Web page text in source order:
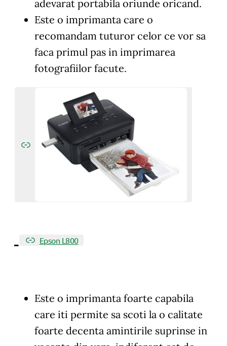
adevarat portabila oriunde oricand.
Este o imprimanta care o
recomandam tuturor celor ce vor sa
faca primul pas in imprimarea
fotografiilor facute.
Epson L800
Este o imprimanta foarte capabila
care iti permite sa scoti la o calitate
foarte decenta amintirile suprinse in